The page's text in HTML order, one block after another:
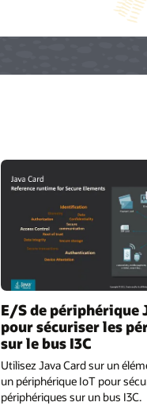
E/S de périphérique
pour sécuriser les
sur le bus I3C
Utilisez Java Card sur un
un périphérique IoT pour
périphériques sur un bus I3C.